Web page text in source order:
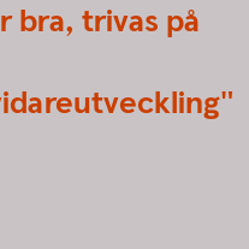
bra, trivas på